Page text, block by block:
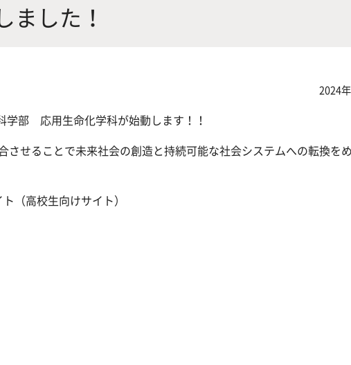
応用生命科学課程
ました！
2024
学部 応用生命化学科が始動します！！
させることで未来社会の創造と持続可能な社会システムへの転換を
（高校生向けサイト）